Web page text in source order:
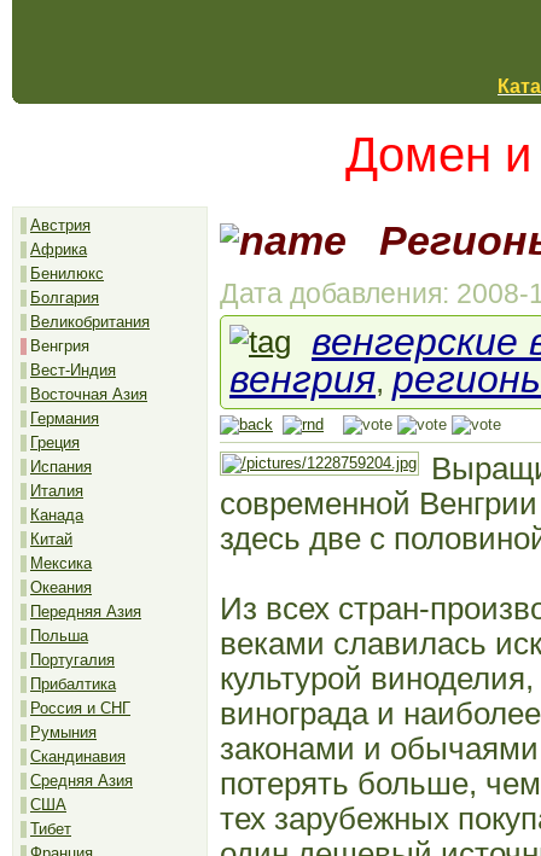
Домен и
Австрия
Африка
Бенилюкс
Болгария
Великобритания
Венгрия
Вест-Индия
Восточная Азия
Германия
Греция
Испания
Италия
Канада
Китай
Мексика
Океания
Передняя Азия
Польша
Португалия
Прибалтика
Россия и СНГ
Румыния
Скандинавия
Средняя Азия
США
Тибет
Дата добавления: 2008-
венгерские
венгрия,
современной
здесь две с
Из всех стран-
веками славилась
культурой
винограда и
законами и
потерять больше,
тех зарубежных